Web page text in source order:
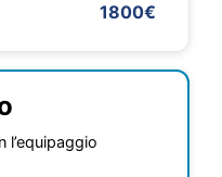
1800€
l’equipaggio